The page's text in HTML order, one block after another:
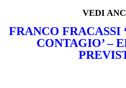
VEDI
FRANCO FRACASSI
CONTAGIO’ –